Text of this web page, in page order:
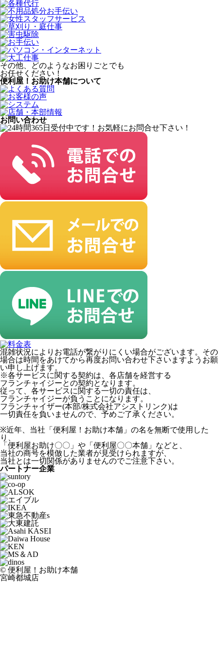
その他、どのようなお困りごとでも
お任せください！
便利屋！お助け本舗について
お問い合わせ
混雑状況によりお電話が繋がりにくい場合がございます。その
場合は時間をあけてから再度お問い合わせ下さいますようお願
い申し上げます。
※各サービスに関する契約は、各店舗を経営する
フランチャイジーとの契約となります。
従って、各サービスに関する一切の責任は、
フランチャイジーが負うことになります。
フランチャイザー(本部/株式会社アシストリンク)は
一切責任を負いませんので、予めご了承ください。
※近年、当社「便利屋！お助け本舗」の名を無断で使用した
り、
「便利屋お助け〇〇」や「便利屋〇〇本舗」などと、
当社の商号を模倣した業者が見受けられますが、
当社とは一切関係がありませんのでご注意下さい。
パートナー企業
© 便利屋！お助け本舗
宮崎都城店